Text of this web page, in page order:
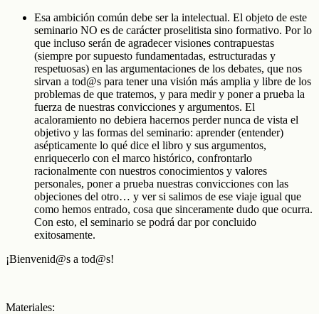
Esa ambición común debe ser la intelectual. El objeto de este
seminario NO es de carácter proselitista sino formativo. Por lo
que incluso serán de agradecer visiones contrapuestas
(siempre por supuesto fundamentadas, estructuradas y
respetuosas) en las argumentaciones de los debates, que nos
sirvan a tod@s para tener una visión más amplia y libre de los
problemas de que tratemos, y para medir y poner a prueba la
fuerza de nuestras convicciones y argumentos. El
acaloramiento no debiera hacernos perder nunca de vista el
objetivo y las formas del seminario: aprender (entender)
asépticamente lo qué dice el libro y sus argumentos,
enriquecerlo con el marco histórico, confrontarlo
racionalmente con nuestros conocimientos y valores
personales, poner a prueba nuestras convicciones con las
objeciones del otro… y ver si salimos de ese viaje igual que
como hemos entrado, cosa que sinceramente dudo que ocurra.
Con esto, el seminario se podrá dar por concluido
exitosamente.
¡Bienvenid@s a tod@s!
Materiales: